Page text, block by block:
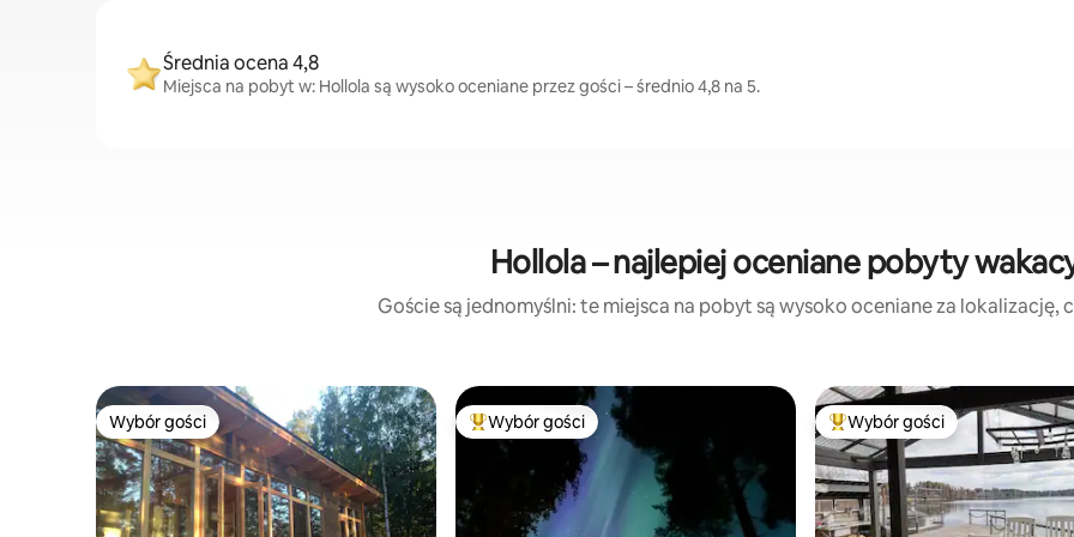
Średnia ocena 4,8
Miejsca na pobyt w: Hollola są wysoko oceniane przez gości – średnio 4,8 na 5.
Hollola – najlepiej oceniane pobyty
Goście są jednomyślni: te miejsca na pobyt są wysoko oceniane za lokalizację,
Wybór gości
Wybór gości Najpopularniejsze z kategorii Wybór gości
Wybór gości Najpopularniejsze z kategorii
Wybór gości